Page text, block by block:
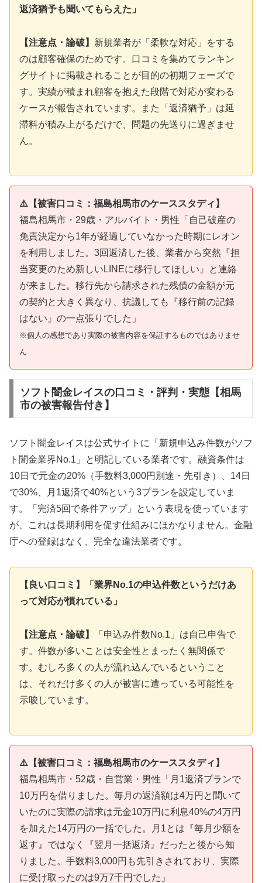
返済猶予も聞いてもらえた」
【注意点・論破】 新規業者が「柔軟な対応」をする
のは顧客確保のためです。口コミを集めてランキン
グサイトに掲載されることが目的の初期フェーズで
す。実績が積まれ顧客を抱えた段階で対応が変わる
ケースが報告されています。また「返済猶予」は延
滞料が積み上がるだけで、問題の先送りに過ぎませ
ん。
⚠️【被害口コミ：福島相馬市のケーススタディ】
福島相馬市・29歳・アルバイト・男性「自己破産の
免責決定から1年が経過していなかった時期にレオン
を利用しました。3回返済した後、業者から突然『担
当変更のため新しいLINEに移行してほしい』と連絡
が来ました。移行先から請求された残債の金額が元
の契約と大きく異なり、抗議しても『移行前の記録
はない』の一点張りでした」
※個人の感想であり実際の被害内容を保証するものではありませ
ん
ソフト闇金レイスの口コミ・評判・実態【相馬
市の被害報告付き】
ソフト闇金レイスは公式サイトに「新規申込み件数がソフ
ト闇金業界No.1」と明記している業者です。融資条件は
10日で元金の20%（手数料3,000円別途・先引き）、14日
で30%、月1返済で40%という3プランを設定していま
す。「完済5回で条件アップ」という表現を使っています
が、これは長期利用を促す仕組みにほかなりません。金融
庁への登録はなく、完全な違法業者です。
【良い口コミ】「業界No.1の申込件数というだけあ
って対応が慣れている」
【注意点・論破】
「申込み件数No.1」は自己申告で
す。件数が多いことは安全性とまったく無関係で
す。むしろ多くの人が流れ込んでいるということ
は、それだけ多くの人が被害に遭っている可能性を
示唆しています。
⚠️【被害口コミ：福島相馬市のケーススタディ】
福島相馬市・52歳・自営業・男性「月1返済プランで
10万円を借りました。毎月の返済額は4万円と聞いて
いたのに実際の請求は元金10万円に利息40%の4万円
を加えた14万円の一括でした。月1とは『毎月少額を
返す』ではなく『翌月一括返済』だったと後から知
りました。手数料3,000円も先引きされており、実際
に受け取ったのは9万7千円でした」